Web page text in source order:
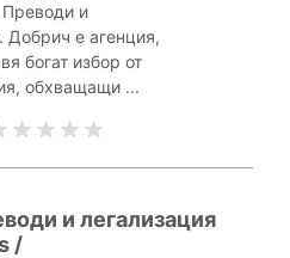
Преводи и
Добрич е агенция,
богат избор от
обхващащи ...
и легализация
/